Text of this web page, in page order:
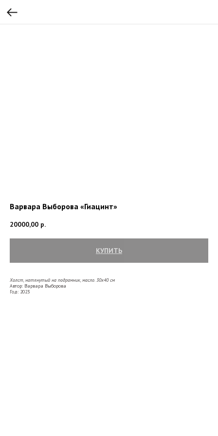
Варвара Выборова «Гиацинт»
20000,00 р.
КУПИТЬ
Холст, натянутый на подрамник, масло. 30х40 см
Автор: Варвара Выборова
Год: 2023